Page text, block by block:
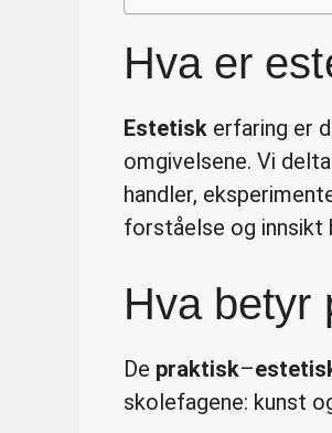
Hva er
Estetisk erfaring er
omgivelsene. Vi
handler,
forståelse og innsikt
Hva betyr
De praktisk–
skolefagene: kunst